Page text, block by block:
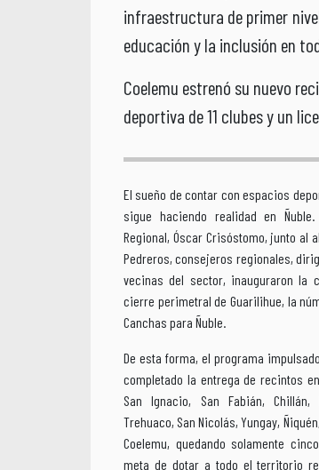
infraestructura de primer
educación y la inclusión en
Coelemu estrenó su nuevo
deportiva de 11 clubes y un
El sueño de contar con espacios
sigue haciendo realidad en
Regional, Óscar Crisóstomo, junto al
Pedreros, consejeros regionales,
vecinas del sector, inauguraron la
cierre perimetral de Guarilihue, la
Canchas para Ñuble.
De esta forma, el programa
completado la entrega de recintos
San Ignacio, San Fabián, Chillán,
Trehuaco, San Nicolás, Yungay,
Coelemu, quedando solamente
meta de dotar a todo el territorio